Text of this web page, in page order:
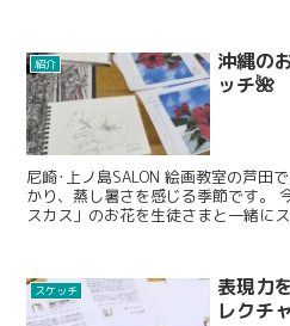
紹介
沖縄の
ッチ🌺
尼崎･上ノ島SALON 絵画教室の芦田です まもなく6月も中旬に差
かり、蒸し暑さを感じる季節です。 今回は沖縄でよく咲く「ハイビ
スカス」のお花を生徒さまと一緒に
スケッチ
表現力
レクチ